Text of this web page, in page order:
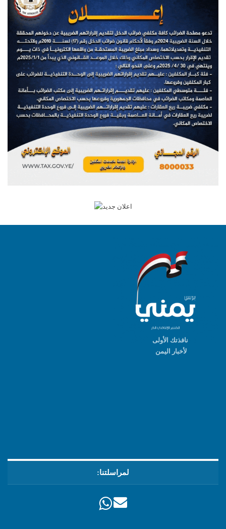
نافذتك الأولى
لأخبار اليمن
لمراسلتنا: